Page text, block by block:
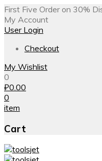
First Five Order on 30%
My Account
User Login
Checkout
My Wishlist
0
₽0.00
0
item
Cart